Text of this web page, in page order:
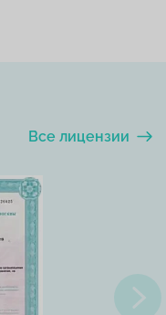
Все лицензии